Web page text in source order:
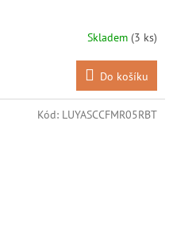
Skladem (3 ks)
Do košíku
Kód: LUYASCCFMR05RBT